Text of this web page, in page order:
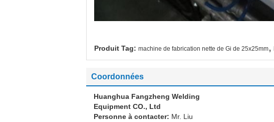
Produit Tag: machine de fabrication nette de Gi de 25x25mm,
Coordonnées
Huanghua Fangzheng Welding
Equipment CO., Ltd
Personne à contacter: Mr. Liu